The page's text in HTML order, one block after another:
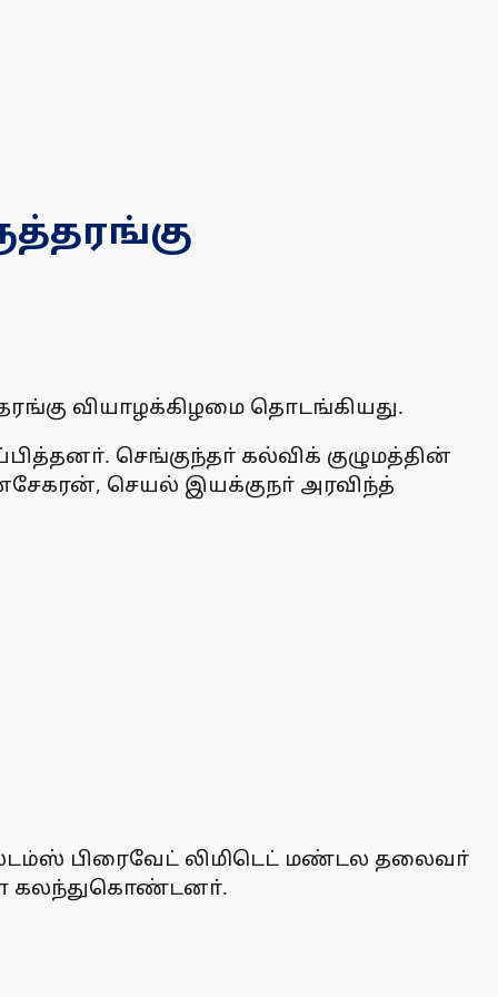
வியாழக்கிழமை தொடங்கியது.
செங்குந்தா் கல்விக் குழுமத்தின்
செயல் இயக்குநா் அரவிந்த்
பிரைவேட் லிமிடெட் மண்டல தலைவா்
கலந்துகொண்டனா்.